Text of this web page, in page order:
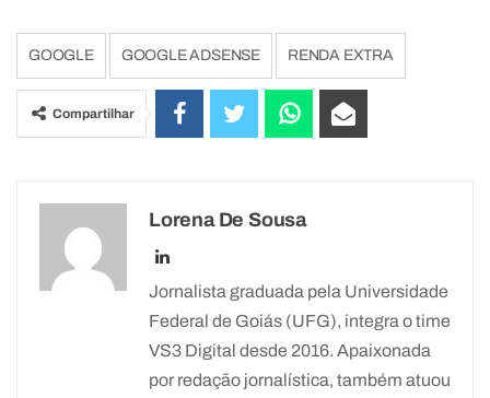
GOOGLE GOOGLE ADSENSE RENDA EXTRA
Compartilhar
Lorena De Sousa
Jornalista graduada pela Universidade
Federal de Goiás (UFG), integra o time
VS3 Digital desde 2016. Apaixonada
por redação jornalística, também atuou